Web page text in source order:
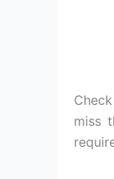
miss